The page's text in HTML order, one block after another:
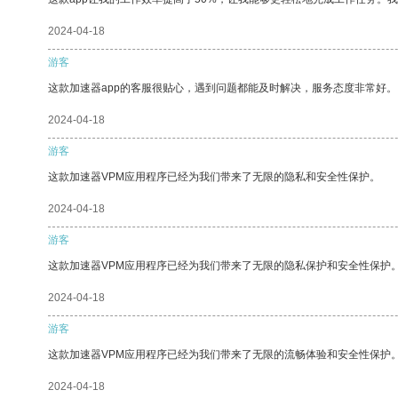
2024-04-18
游客
这款加速器app的客服很贴心，遇到问题都能及时解决，服务态度非常好。
2024-04-18
游客
这款加速器VPM应用程序已经为我们带来了无限的隐私和安全性保护。
2024-04-18
游客
这款加速器VPM应用程序已经为我们带来了无限的隐私保护和安全性保护
2024-04-18
游客
这款加速器VPM应用程序已经为我们带来了无限的流畅体验和安全性保护
2024-04-18